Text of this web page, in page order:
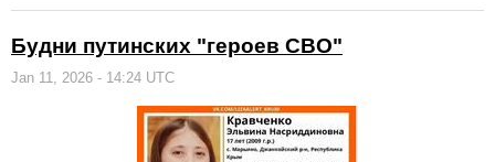
Будни путинских "героев СВО"
Jan 11, 2026 - 14:24 UTC